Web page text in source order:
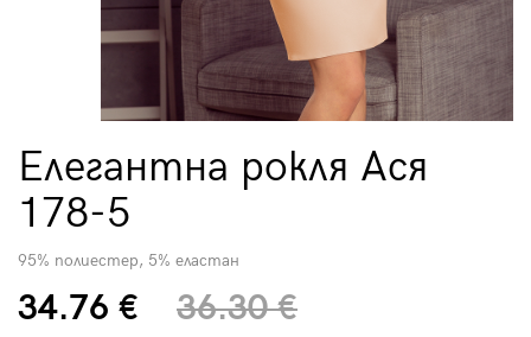
Елегантна рокля Ася
178-5
95% полиестер, 5% еластан
34.76 €
36.30 €